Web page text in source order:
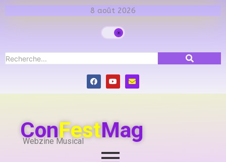
8 août 2026
ConFestMag
Webzine Musical